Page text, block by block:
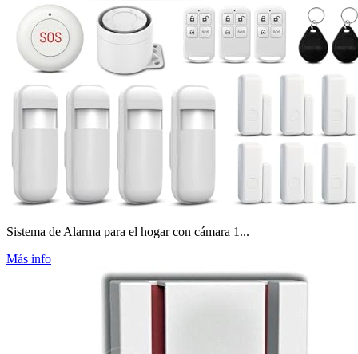
Sistema de Alarma para el hogar con cámara 1...
Más info